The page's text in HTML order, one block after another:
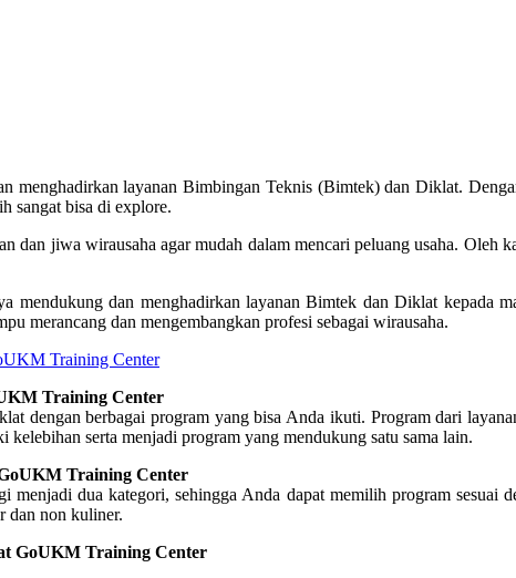
menghadirkan layanan Bimbingan Teknis (Bimtek) dan Diklat.
sangat bisa di explore.
dan jiwa wirausaha agar mudah dalam mencari peluang usaha.
dan menghadirkan layanan Bimtek dan Diklat kepada
merancang dan mengembangkan profesi sebagai wirausaha.
Training Center
Training Center
dengan berbagai program yang bisa Anda ikuti. Program dari
serta menjadi program yang mendukung satu sama lain.
Training Center
dua kategori, sehingga Anda dapat memilih program sesuai
dan non kuliner.
GoUKM Training Center